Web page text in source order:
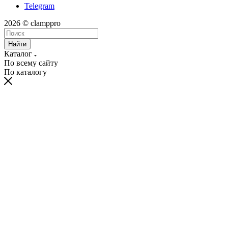
Telegram
2026 © clamppro
Найти
Каталог
По всему сайту
По каталогу